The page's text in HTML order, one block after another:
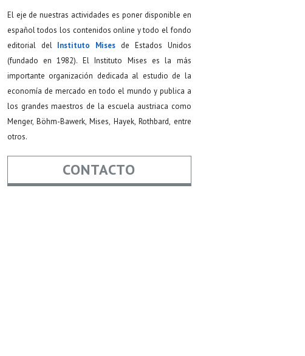
El eje de nuestras actividades es poner disponible en
español todos los contenidos online y todo el fondo
editorial del Instituto Mises de Estados Unidos
(fundado en 1982). El Instituto Mises es la más
importante organización dedicada al estudio de la
economía de mercado en todo el mundo y publica a
los grandes maestros de la escuela austriaca como
Menger, Böhm-Bawerk, Mises, Hayek, Rothbard, entre
otros.
CONTACTO